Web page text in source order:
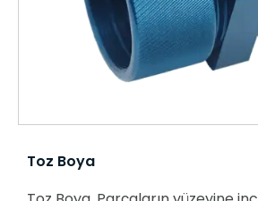
Toz Boya